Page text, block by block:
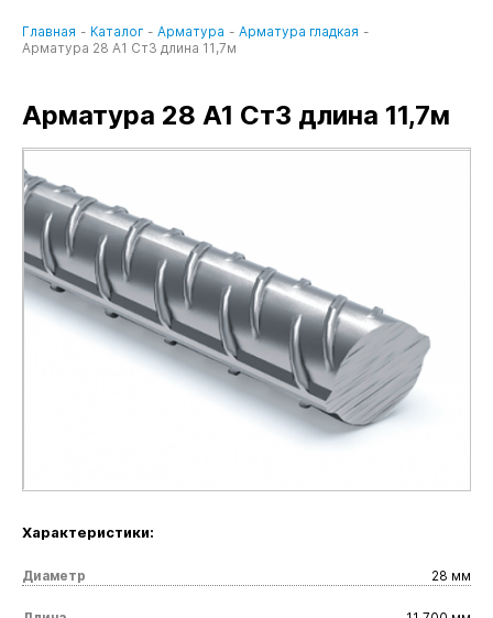
Главная - Каталог - Арматура - Арматура гладкая -
Арматура 28 А1 Ст3 длина 11,7м
Арматура 28 А1 Ст3 длина 11,7м
Характеристики:
Диаметр 28 мм